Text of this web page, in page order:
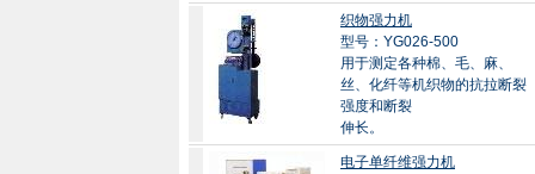
织物强力机
型号：YG026-500
用于测定各种棉、毛、麻、
丝、化纤等机织物的抗拉断裂
强度和断裂
伸长。
电子单纤维强力机